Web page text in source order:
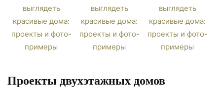
Проекты двухэтажных домов